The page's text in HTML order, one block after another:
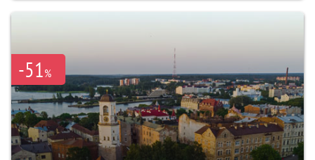
-51%